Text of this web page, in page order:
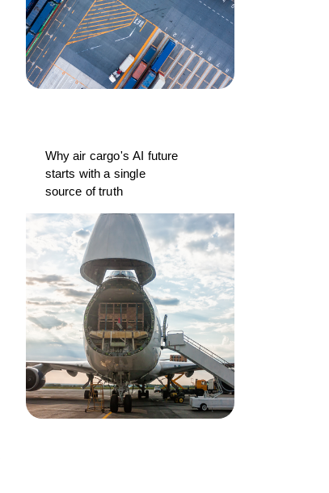
Why air cargo's AI future
starts with a single
source of truth